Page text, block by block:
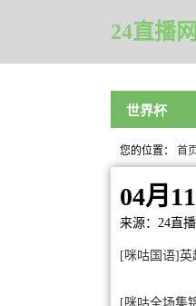
24直播网
世界杯
您的位置： 首
04月
来源：24直播
[咪咕国语]英
[咪咕全场集